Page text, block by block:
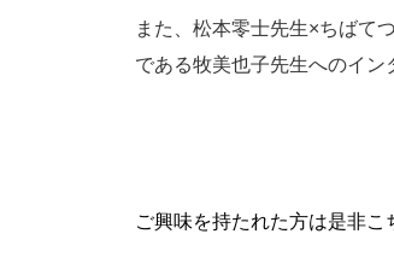
また、松本零士先生×ちばて
である牧美也子先生へのイン
ご興味を持たれた方は是非こ